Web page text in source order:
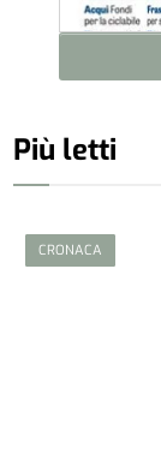
Più letti